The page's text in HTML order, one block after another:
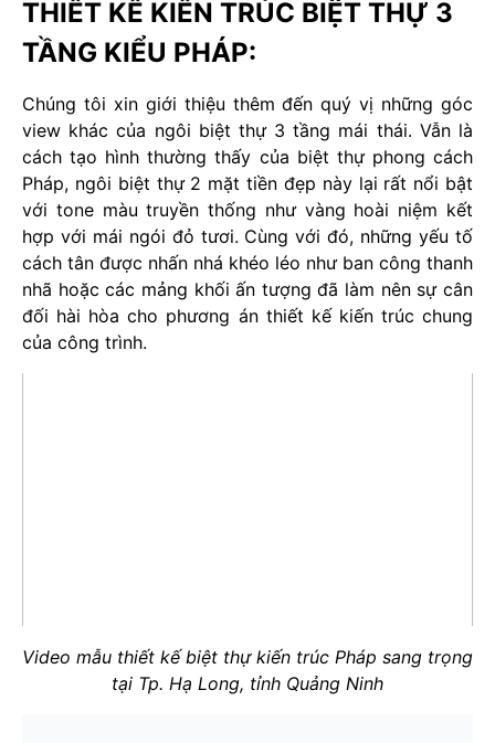
THIẾT KẾ KIẾN TRÚC BIỆT THỰ 3
TẦNG KIỂU PHÁP:
Chúng tôi xin giới thiệu thêm đến quý vị những góc
view khác của ngôi biệt thự 3 tầng mái thái. Vẫn là
cách tạo hình thường thấy của biệt thự phong cách
Pháp, ngôi biệt thự 2 mặt tiền đẹp này lại rất nổi bật
với tone màu truyền thống như vàng hoài niệm kết
hợp với mái ngói đỏ tươi. Cùng với đó, những yếu tố
cách tân được nhấn nhá khéo léo như ban công thanh
nhã hoặc các mảng khối ấn tượng đã làm nên sự cân
đối hài hòa cho phương án thiết kế kiến trúc chung
của công trình.
Video mẫu thiết kế biệt thự kiến trúc Pháp sang trọng
tại Tp. Hạ Long, tỉnh Quảng Ninh